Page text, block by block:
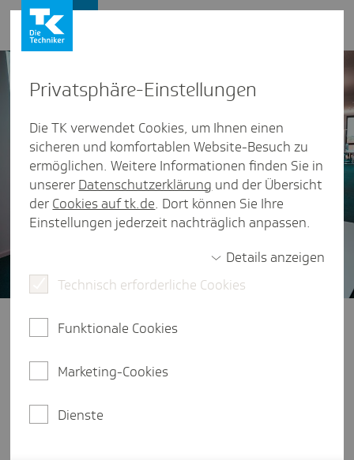
Wir fördern Talente und ermög­­­
li­chen indi­vi­­­du­elle Karrie­­­re­­­wege
Privat­sphäre-Einstel­lungen
Die TK verwendet Cookies, um Ihnen einen
sicheren und komfortablen Website-Besuch zu
ermöglichen. Weitere Informationen finden Sie in
unserer Datenschutzerklärung und der Übersicht
der Cookies auf tk.de. Dort können Sie Ihre
Einstellungen jederzeit nachträglich anpassen.
Details anzeigen
Technisch erforderliche Cookies
Funktionale Cookies
Marketing-Cookies
Dienste